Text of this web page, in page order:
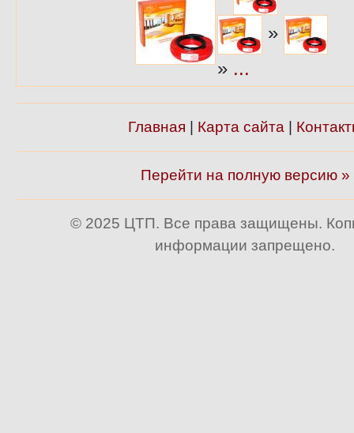
»
» ...
Главная Карта сайта
Перейти на полную версию »
© 2025 ЦТП. Все права защищены.
информации запрещено.